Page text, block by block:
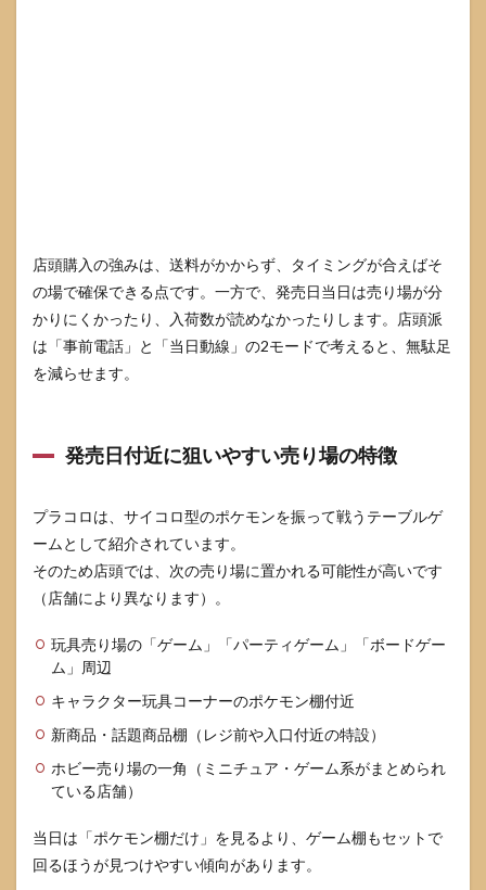
店頭購入の強みは、送料がかからず、タイミングが合えばそ
の場で確保できる点です。一方で、発売日当日は売り場が分
かりにくかったり、入荷数が読めなかったりします。店頭派
は「事前電話」と「当日動線」の2モードで考えると、無駄足
を減らせます。
発売日付近に狙いやすい売り場の特徴
プラコロは、サイコロ型のポケモンを振って戦うテーブルゲ
ームとして紹介されています。
そのため店頭では、次の売り場に置かれる可能性が高いです
（店舗により異なります）。
玩具売り場の「ゲーム」「パーティゲーム」「ボードゲー
ム」周辺
キャラクター玩具コーナーのポケモン棚付近
新商品・話題商品棚（レジ前や入口付近の特設）
ホビー売り場の一角（ミニチュア・ゲーム系がまとめられ
ている店舗）
当日は「ポケモン棚だけ」を見るより、ゲーム棚もセットで
回るほうが見つけやすい傾向があります。